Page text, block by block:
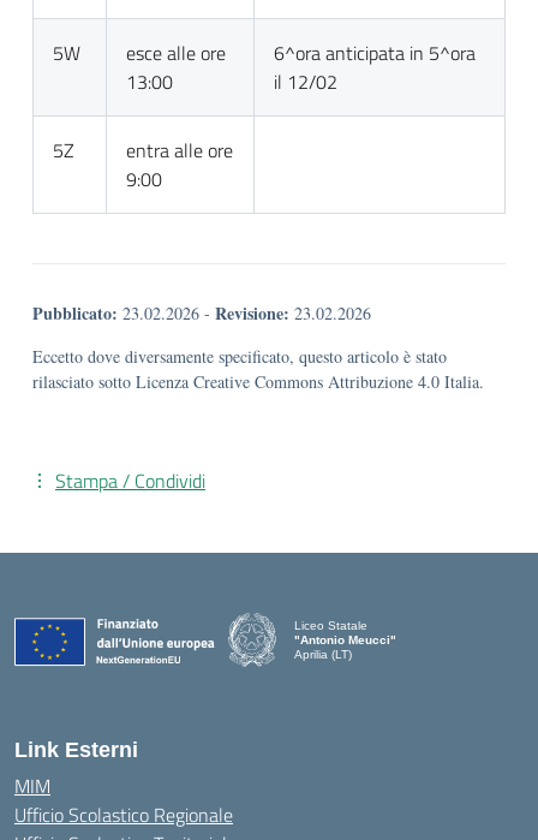
5W
esce alle ore
13:00
6^ora anticipata in 5^ora
il 12/02
5Z
entra alle ore
9:00
Pubblicato: 23.02.2026 - Revisione: 23.02.2026
Eccetto dove diversamente specificato, questo articolo è stato
rilasciato sotto Licenza Creative Commons Attribuzione 4.0 Italia.
Stampa / Condividi
Liceo Statale
"Antonio Meucci"
Aprilia (LT)
Link Esterni
MIM
Ufficio Scolastico Regionale